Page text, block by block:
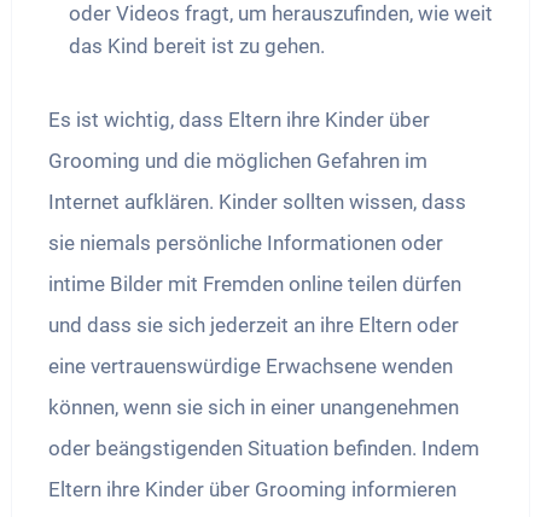
oder Videos fragt, um herauszufinden, wie weit
das Kind bereit ist zu gehen.
Es ist wichtig, dass Eltern ihre Kinder über
Grooming und die möglichen Gefahren im
Internet aufklären. Kinder sollten wissen, dass
sie niemals persönliche Informationen oder
intime Bilder mit Fremden online teilen dürfen
und dass sie sich jederzeit an ihre Eltern oder
eine vertrauenswürdige Erwachsene wenden
können, wenn sie sich in einer unangenehmen
oder beängstigenden Situation befinden. Indem
Eltern ihre Kinder über Grooming informieren